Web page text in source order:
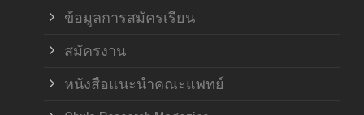
ข้อมูลการสมัครเรียน
สมัครงาน
หนังสือแนะนำคณะแพทย์